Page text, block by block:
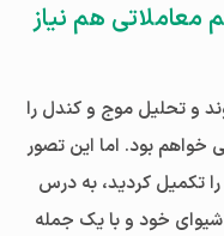
معاملاتی هم نیاز
و تحلیل موج و کندل را
خواهم بود. اما این تصور
تکمیل کردید، به درس
شیوای خود و با یک جمله